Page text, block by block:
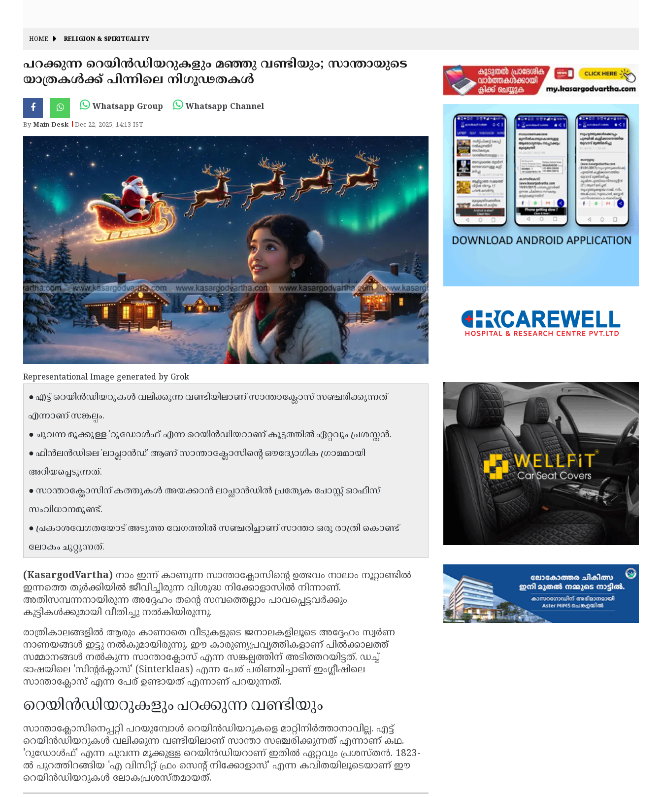
HOME RELIGION & SPIRITUALITY
പറക്കുന്ന റെയിൻഡിയറുകളും മഞ്ഞു വണ്ടിയും; സാന്തായുടെ
യാത്രകൾക്ക് പിന്നിലെ നിഗൂഢതകൾ
Whatsapp Group Whatsapp Channel
ByMain Desk Dec 22, 2025, 14:13 IST
Representational Image generated by Grok
● എട്ട് റെയിൻഡിയറുകൾ വലിക്കുന്ന വണ്ടിയിലാണ് സാന്താക്ലോസ് സഞ്ചരിക്കുന്നത്
എന്നാണ് സങ്കല്പം.
● ചുവന്ന മൂക്കുള്ള 'റുഡോൾഫ്' എന്ന റെയിൻഡിയറാണ് കൂട്ടത്തിൽ ഏറ്റവും പ്രശസ്തൻ.
● ഫിൻലൻഡിലെ 'ലാപ്ലാൻഡ്' ആണ് സാന്താക്ലോസിന്റെ ഔദ്യോഗിക ഗ്രാമമായി
അറിയപ്പെടുന്നത്.
● സാന്താക്ലോസിന് കത്തുകൾ അയക്കാൻ ലാപ്ലാൻഡിൽ പ്രത്യേക പോസ്റ്റ് ഓഫീസ്
സംവിധാനമുണ്ട്.
● പ്രകാശവേഗതയോട് അടുത്ത വേഗത്തിൽ സഞ്ചരിച്ചാണ് സാന്താ ഒരു രാത്രി കൊണ്ട്
ലോകം ചുറ്റുന്നത്.
(KasargodVartha) നാം ഇന്ന് കാണുന്ന സാന്താക്ലോസിന്റെ ഉത്ഭവം നാലാം നൂറ്റാണ്ടിൽ
ഇന്നത്തെ തുർക്കിയിൽ ജീവിച്ചിരുന്ന വിശുദ്ധ നിക്കോളാസിൽ നിന്നാണ്.
അതിസമ്പന്നനായിരുന്ന അദ്ദേഹം തന്റെ സമ്പത്തെല്ലാം പാവപ്പെട്ടവർക്കും
കുട്ടികൾക്കുമായി വീതിച്ചു നൽകിയിരുന്നു.
രാത്രികാലങ്ങളിൽ ആരും കാണാതെ വീടുകളുടെ ജനാലകളിലൂടെ അദ്ദേഹം സ്വർണ
നാണയങ്ങൾ ഇട്ടു നൽകുമായിരുന്നു. ഈ കാരുണ്യപ്രവൃത്തികളാണ് പിൽക്കാലത്ത്
സമ്മാനങ്ങൾ നൽകുന്ന സാന്താക്ലോസ് എന്ന സങ്കല്പത്തിന് അടിത്തറയിട്ടത്. ഡച്ച്
ഭാഷയിലെ 'സിന്റർക്ലാസ്' (Sinterklaas) എന്ന പേര് പരിണമിച്ചാണ് ഇംഗ്ലീഷിലെ
സാന്താക്ലോസ് എന്ന പേര് ഉണ്ടായത് എന്നാണ് പറയുന്നത്.
റെയിൻഡിയറുകളും പറക്കുന്ന വണ്ടിയും
സാന്താക്ലോസിനെപ്പറ്റി പറയുമ്പോൾ റെയിൻഡിയറുകളെ മാറ്റിനിർത്താനാവില്ല. എട്ട്
റെയിൻഡിയറുകൾ വലിക്കുന്ന വണ്ടിയിലാണ് സാന്താ സഞ്ചരിക്കുന്നത് എന്നാണ് കഥ.
'റുഡോൾഫ്' എന്ന ചുവന്ന മൂക്കുള്ള റെയിൻഡിയറാണ് ഇതിൽ ഏറ്റവും പ്രശസ്തൻ. 1823-
ൽ പുറത്തിറങ്ങിയ 'എ വിസിറ്റ് ഫ്രം സെന്റ് നിക്കോളാസ്' എന്ന കവിതയിലൂടെയാണ് ഈ
റെയിൻഡിയറുകൾ ലോകപ്രശസ്തമായത്.